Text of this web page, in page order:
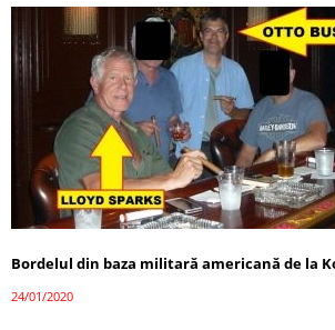
Bordelul din baza militară americană de la
24/01/2020